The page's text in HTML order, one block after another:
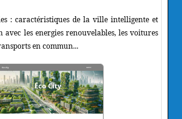
: caractéristiques de la ville intelligente et
avec les energies renouvelables, les voitures
en commun...